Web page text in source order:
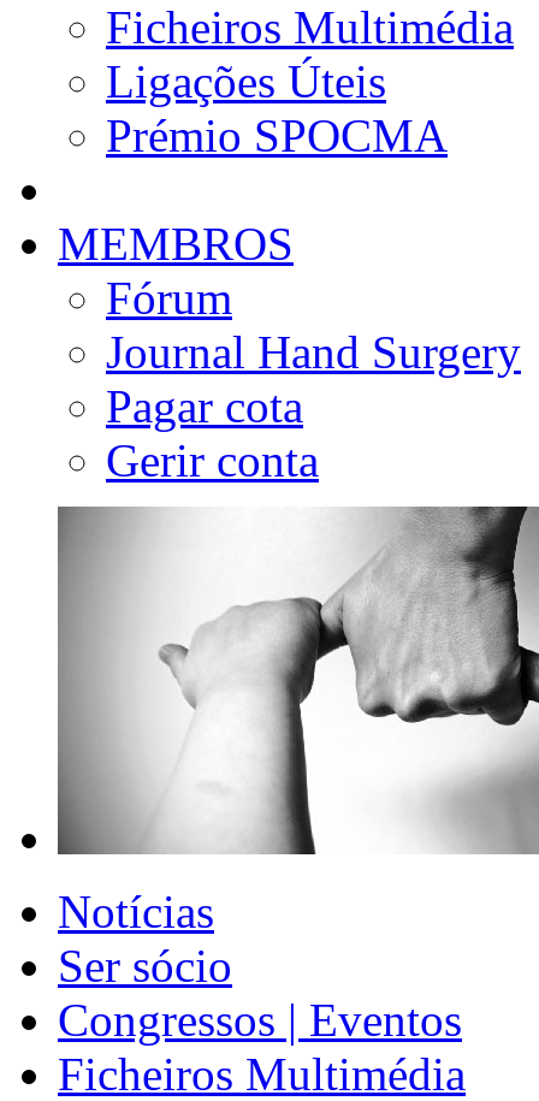
Ficheiros Multimédia
Ligações Úteis
Prémio SPOCMA
MEMBROS
Fórum
Journal Hand Surgery
Pagar cota
Gerir conta
Notícias
Ser sócio
Congressos | Eventos
Ficheiros Multimédia